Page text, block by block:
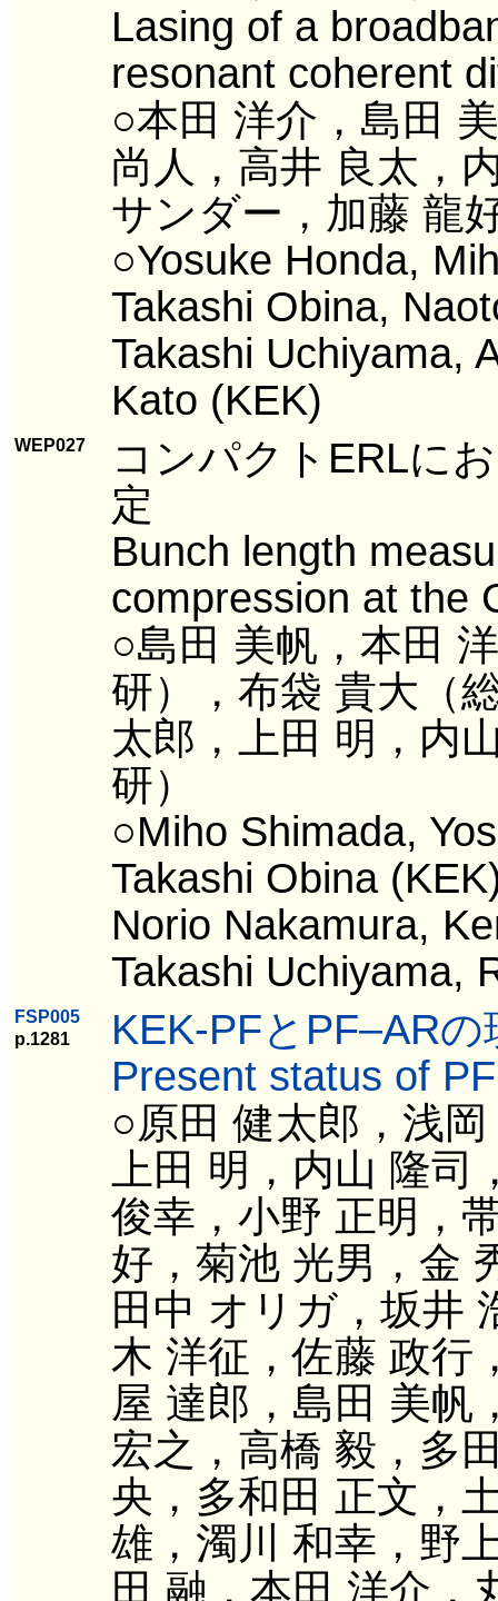
Lasing of a
resonant coherent
○本田 洋介，島田
尚人，高井 良太，
サンダー，加藤 龍
○Yosuke Honda,
Takashi Obina,
Takashi Uchiyama,
Kato (KEK)
WEP027
コンパクトERLに
定
Bunch length
compression at the
○島田 美帆，本田
研），布袋 貴大（
太郎，上田 明，内
研）
○Miho Shimada,
Takashi Obina
Norio Nakamura,
Takashi Uchiyama,
FSP005
p.1281
KEK-PFとPF‒ARの
Present status of
○原田 健太郎，浅
上田 明，内山 隆
俊幸，小野 正明，
好，菊池 光男，金
田中 オリガ，坂井
木 洋征，佐藤 政行
屋 達郎，島田 美帆
宏之，高橋 毅，多
央，多和田 正文，
雄，濁川 和幸，野
田 融，本田 洋介，